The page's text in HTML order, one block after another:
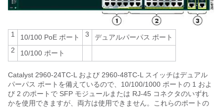
1 10/100 PoE ポート 3
デュアルパーパス ポート
2
10/100 ポート
Catalyst 2960-24TC-L および 2960-48TC-L スイッチはデュアル
パーパス ポートを備えているので、10/100/1000 ポートの 1 およ
び 2 のポートで SFP モジュールまたは RJ-45 コネクタのいずれ
かを使用できますが、両方は使用できません。これらのポートの